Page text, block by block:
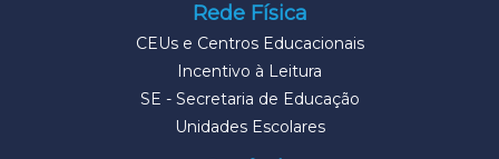
Rede Física
CEUs e Centros Educacionais
Incentivo à Leitura
SE - Secretaria de Educação
Unidades Escolares